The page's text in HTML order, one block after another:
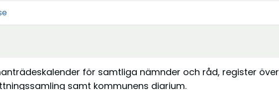
för samtliga nämnder och råd, register över
samt kommunens diarium.